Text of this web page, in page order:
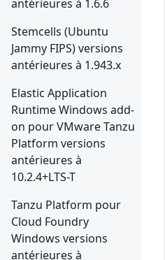
antérieures à 1.6.6
Stemcells (Ubuntu
Jammy FIPS) versions
antérieures à 1.943.x
Elastic Application
Runtime Windows add-
on pour VMware Tanzu
Platform versions
antérieures à
10.2.4+LTS-T
Tanzu Platform pour
Cloud Foundry
Windows versions
antérieures à